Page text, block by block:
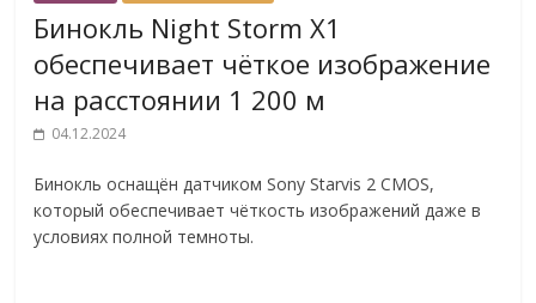
Бинокль Night Storm X1
обеспечивает чёткое изображение
на расстоянии 1 200 м
04.12.2024
Бинокль оснащён датчиком Sony Starvis 2 CMOS,
который обеспечивает чёткость изображений даже в
условиях полной темноты.